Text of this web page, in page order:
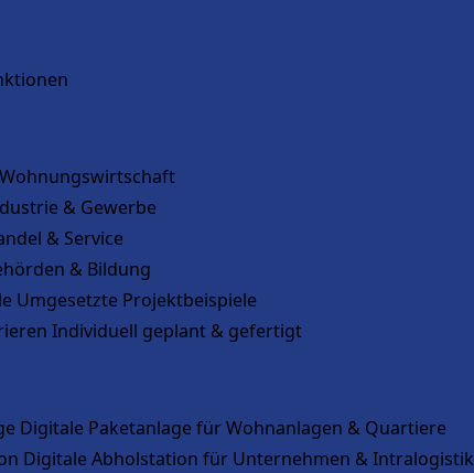
& Gewerbe
& Service
& Bildung
Umgesetzte Projektbeispiele
Individuell geplant & gefertigt
Digitale Paketanlage für Wohnanlagen & Quartiere
Digitale Abholstation für Unternehmen & Intralogistik